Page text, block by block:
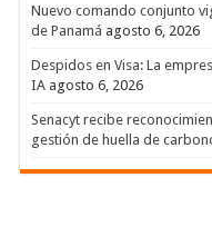
Nuevo comando conjunto
de Panamá agosto 6, 2026
Despidos en Visa: La
IA agosto 6, 2026
Senacyt recibe
gestión de huella de